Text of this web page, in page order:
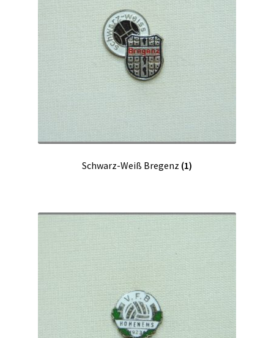
Schwarz-Weiß Bregenz (1)